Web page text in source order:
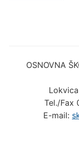
OSNOVNA
Tel./Fax
E-mail: